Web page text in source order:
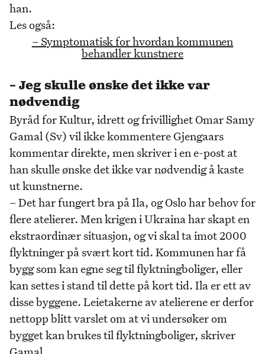
han.
Les også:
– Symptomatisk for hvordan kommunen
behandler kunstnere
– Jeg skulle ønske det ikke var
nødvendig
Byråd for Kultur, idrett og frivillighet Omar Samy
Gamal (Sv) vil ikke kommentere Gjengaars
kommentar direkte, men skriver i en e-post at
han skulle ønske det ikke var nødvendig å kaste
ut kunstnerne.
– Det har fungert bra på Ila, og Oslo har behov for
flere atelierer. Men krigen i Ukraina har skapt en
ekstraordinær situasjon, og vi skal ta imot 2000
flyktninger på svært kort tid. Kommunen har få
bygg som kan egne seg til flyktningboliger, eller
kan settes i stand til dette på kort tid. Ila er ett av
disse byggene. Leietakerne av atelierene er derfor
nettopp blitt varslet om at vi undersøker om
bygget kan brukes til flyktningboliger, skriver